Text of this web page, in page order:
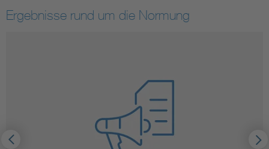
Ergebnisse rund um die Normung